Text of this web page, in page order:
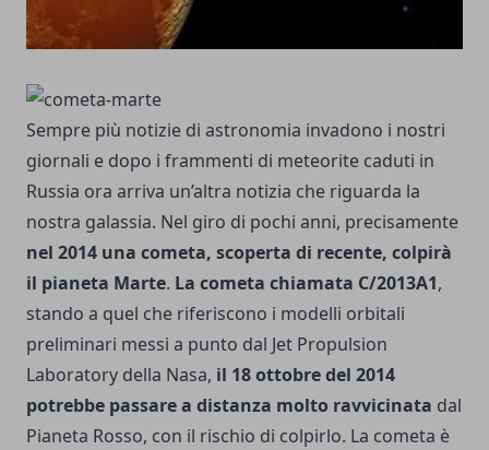
Sempre più notizie di astronomia invadono i nostri
giornali e dopo i frammenti di meteorite caduti in
Russia ora arriva un’altra notizia che riguarda la
nostra galassia. Nel giro di pochi anni, precisamente
nel 2014 una cometa, scoperta di recente, colpirà
il pianeta Marte. La cometa chiamata C/2013A1,
stando a quel che riferiscono i modelli orbitali
preliminari messi a punto dal Jet Propulsion
Laboratory della Nasa, il 18 ottobre del 2014
potrebbe passare a distanza molto ravvicinata dal
Pianeta Rosso, con il rischio di colpirlo. La cometa è